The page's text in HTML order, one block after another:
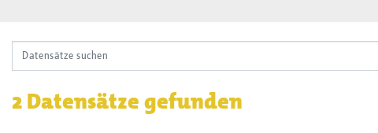
2 Datensätze gefunden